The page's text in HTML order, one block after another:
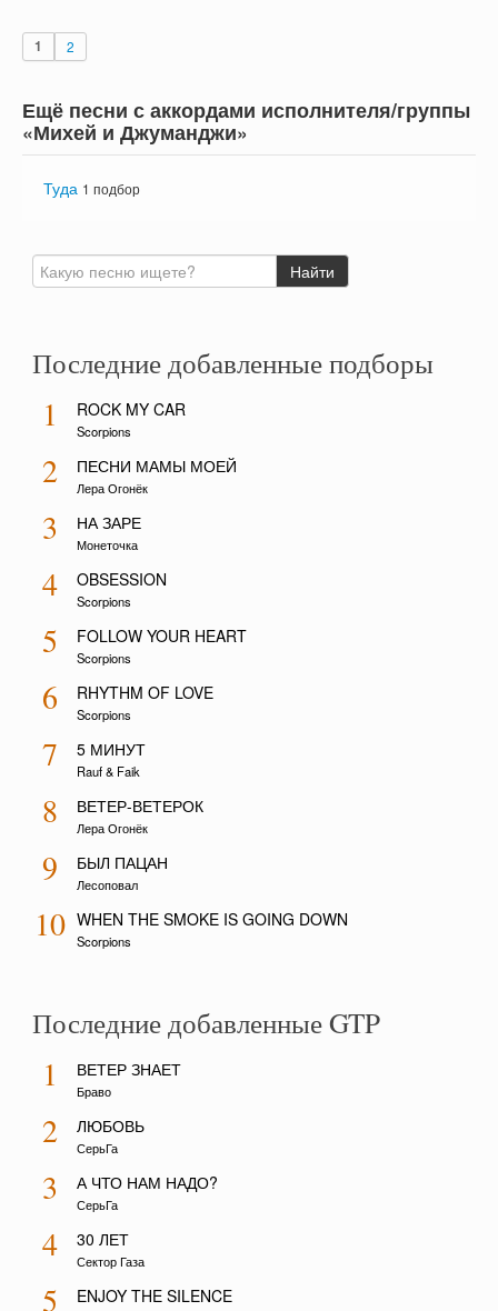
1 2
Ещё песни с аккордами исполнителя/группы
«Михей и Джуманджи»
Туда 1 подбор
Последние добавленные подборы
1 ROCK MY CAR
Scorpions
2 ПЕСНИ МАМЫ МОЕЙ
Лера Огонёк
3 НА ЗАРЕ
Монеточка
4 OBSESSION
Scorpions
5 FOLLOW YOUR HEART
Scorpions
6 RHYTHM OF LOVE
Scorpions
7 5 МИНУТ
Rauf & Faik
8 ВЕТЕР-ВЕТЕРОК
Лера Огонёк
9 БЫЛ ПАЦАН
Лесоповал
10 WHEN THE SMOKE IS GOING DOWN
Scorpions
Последние добавленные GTP
1 ВЕТЕР ЗНАЕТ
Браво
2 ЛЮБОВЬ
СерьГа
3 А ЧТО НАМ НАДО?
СерьГа
4 30 ЛЕТ
Сектор Газа
5 ENJOY THE SILENCE